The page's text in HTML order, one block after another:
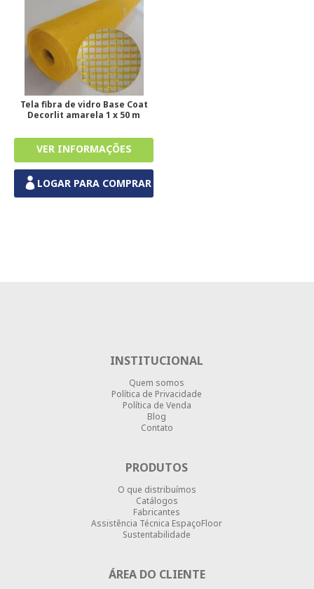
Tela fibra de vidro Base Coat
Decorlit amarela 1 x 50 m
LOGAR PARA COMPRAR
INSTITUCIONAL
Quem somos
Política de Privacidade
Política de Venda
Blog
Contato
PRODUTOS
O que distribuímos
Catálogos
Fabricantes
Assistência Técnica EspaçoFloor
Sustentabilidade
ÁREA DO CLIENTE